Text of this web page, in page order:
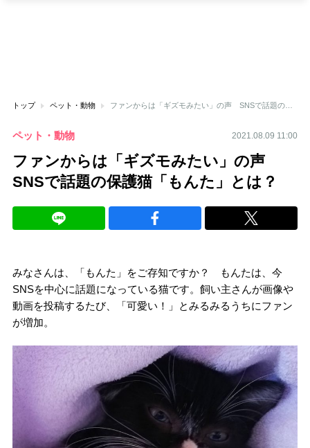
トップ ペット・動物 ファンからは「ギズモみたい」の声 SNSで話題の保護猫「もんた」とは？
ペット・動物 2021.08.09 11:00
ファンからは「ギズモみたい」の声
SNSで話題の保護猫「もんた」とは？
みなさんは、「もんた」をご存知ですか？ もんたは、今
SNSを中心に話題になっている猫です。飼い主さんが画像や
動画を投稿するたび、「可愛い！」とみるみるうちにファン
が増加。